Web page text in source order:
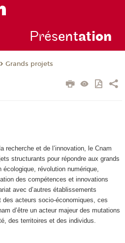
Présentation
Grands projets
recherche et de l’innovation, le Cnam
structurants pour répondre aux grands
révolution numérique,
des compétences et innovations
avec d’autres établissements
des acteurs socio-économiques, ces
d’être un acteur majeur des mutations
des territoires et des individus.